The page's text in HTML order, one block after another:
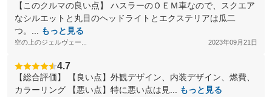
【このクルマの良い点】 ハスラーのＯＥＭ車なので、スクエア
なシルエットと丸目のヘッドライトとエクステリアは瓜二
つ。...
もっと見る
空の上のジェルヴェー... 2023年09月21日
4.7
【総合評価】 【良い点】外観デザイン、内装デザイン、燃費、
カラーリング 【悪い点】特に悪い点は見...
もっと見る